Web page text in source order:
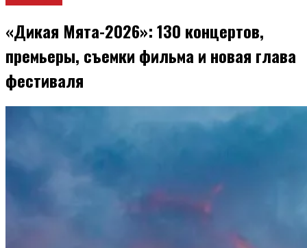
«Дикая Мята-2026»: 130 концертов,
премьеры, съемки фильма и новая глава
фестиваля